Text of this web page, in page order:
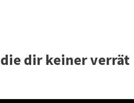
dir keiner verrät